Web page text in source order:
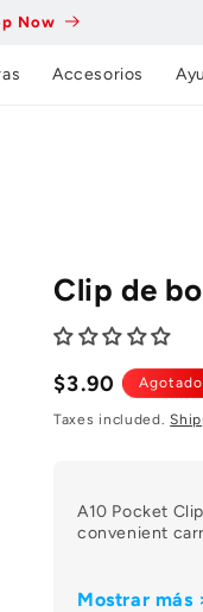
Now
Accesorios
Clip de
Precio
normal
$3.90 Agotado
Taxes included.
A10 Pocket
convenient
Mostrar más